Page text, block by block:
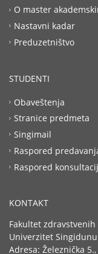
O master
Nastavni kadar
Preduzetništvo
STUDENTI
Obaveštenja
Stranice predmeta
Singimail
Raspored
Raspored
KONTAKT
Fakultet
Univerzitet
Adresa: Železnička